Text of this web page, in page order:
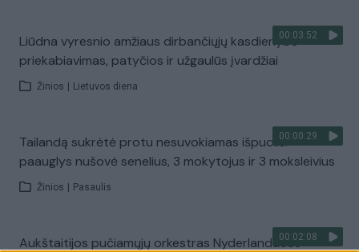
00:03:52
Liūdna vyresnio amžiaus dirbančiųjų kasdienybė –
priekabiavimas, patyčios ir užgaulūs įvardžiai
Žinios Lietuvos diena
00:00:29
Tailandą sukrėtė protu nesuvokiamas išpuolis:
paauglys nušovė senelius, 3 mokytojus ir 3 moksleivius
Žinios Pasaulis
00:02:08
Aukštaitijos pučiamųjų orkestras Nyderlanduose